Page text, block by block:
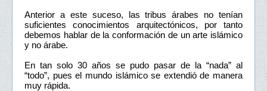
Anterior a este suceso, las tribus árabes no tenían
suficientes conocimientos arquitectónicos, por tanto
debemos hablar de la conformación de un arte islámico
y no árabe.
En tan solo 30 años se pudo pasar de la “nada” al
“todo”, pues el mundo islámico se extendió de manera
muy rápida.